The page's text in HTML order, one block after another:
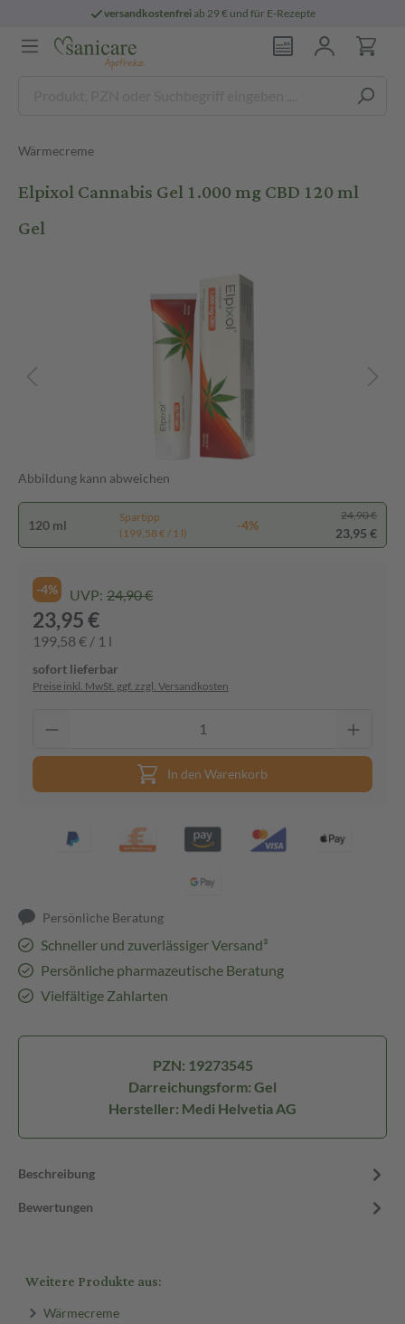
versandkostenfreiab 29 € und für E-Rezepte
Wärmecreme
Elpixol Cannabis Gel 1.000 mg CBD 120 ml
Gel
Abbildung kann abweichen
120 ml
Spartipp
(199,58 € / 1 l)
-4%
24,90 €
23,95 €
-4% UVP: 24,90 €
23,95 €
199,58 € / 1 l
sofort lieferbar
Preise inkl. MwSt. ggf. zzgl. Versandkosten
In den Warenkorb
Persönliche Beratung
Schneller und zuverlässiger Versand³
Persönliche pharmazeutische Beratung
Vielfältige Zahlarten
PZN: 19273545
Darreichungsform: Gel
Hersteller: Medi Helvetia AG
Beschreibung
Bewertungen
Weitere Produkte aus:
Wärmecreme